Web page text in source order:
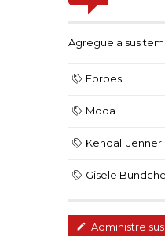
Agregue a sus
Forbes
Moda
Kendall Jenner
Gisele
Administre